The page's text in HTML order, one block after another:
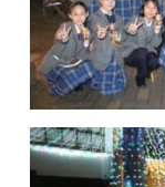
〒